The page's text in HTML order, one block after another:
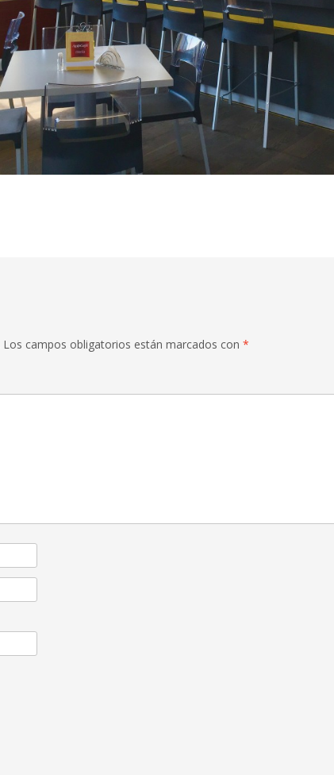
Los campos obligatorios están marcados con *